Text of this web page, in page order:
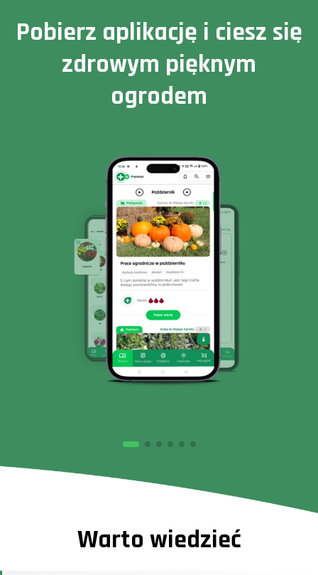
Pobierz aplikację i ciesz się
zdrowym pięknym
ogrodem
Warto wiedzieć